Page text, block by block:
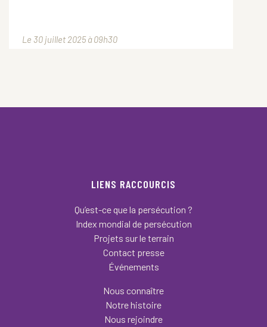
Le 30 juillet 2025 à 09h30
LIENS RACCOURCIS
Qu’est-ce que la persécution ?
Index mondial de persécution
Projets sur le terrain
Contact presse
Événements
Nous connaître
Notre histoire
Nous rejoindre